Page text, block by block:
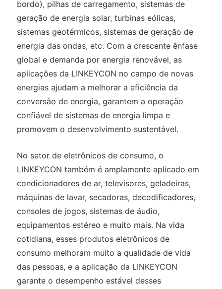
bordo), pilhas de carregamento, sistemas de
geração de energia solar, turbinas eólicas,
sistemas geotérmicos, sistemas de geração de
energia das ondas, etc. Com a crescente ênfase
global e demanda por energia renovável, as
aplicações da LINKEYCON no campo de novas
energias ajudam a melhorar a eficiência da
conversão de energia, garantem a operação
confiável de sistemas de energia limpa e
promovem o desenvolvimento sustentável.
No setor de eletrônicos de consumo, o
LINKEYCON também é amplamente aplicado em
condicionadores de ar, televisores, geladeiras,
máquinas de lavar, secadoras, decodificadores,
consoles de jogos, sistemas de áudio,
equipamentos estéreo e muito mais. Na vida
cotidiana, esses produtos eletrônicos de
consumo melhoram muito a qualidade de vida
das pessoas, e a aplicação da LINKEYCON
garante o desempenho estável desses